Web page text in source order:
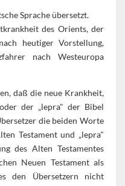
Sprache übersetzt.
des Orients, der
heutiger Vorstellung,
nach Westeuropa
daß die neue Krankheit,
der „lepra" der Bibel
die beiden Worte
Testament und „lepra"
des Alten Testamentes
Neuen Testament als
den Übersetzern nicht